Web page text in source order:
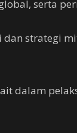
serta
dan strategi
dalam